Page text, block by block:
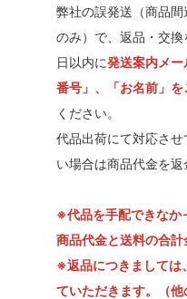
弊社の誤発送（商品
のみ）で、返品・交
日以内に発送案内メ
番号」、「お名前」
ください。
代品出荷にて対応さ
い場合は商品代金を返
※代品を手配できなか
商品代金と送料の合計
※返品につきましては
ていただきます。（